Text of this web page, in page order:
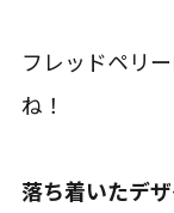
フレッドペリ
ね！
落ち着いたデ